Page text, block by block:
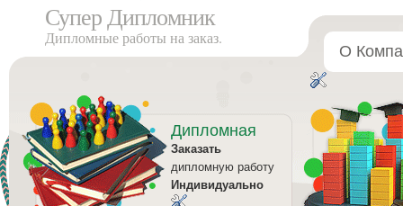
Супер Дипломник
Дипломные работы на заказ.
О
Дипломная
Заказать
дипломную работу
Индивидуально